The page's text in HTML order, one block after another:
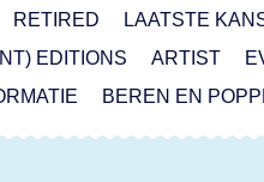
RETIRED
LAATSTE
EDITIONS ARTIST
BEREN EN